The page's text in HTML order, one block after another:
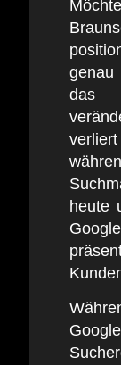
genau
das
heute